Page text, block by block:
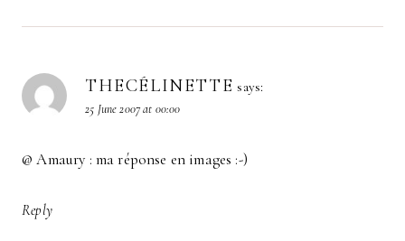
THECÉLINETTE says:
25 June 2007 at 00:00
@ Amaury : ma réponse en images :-)
Reply